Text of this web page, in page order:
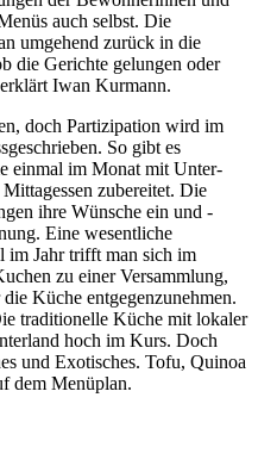
auch selbst. Die
umgehend zurück in die
die Gerichte gelungen oder
Iwan Kurmann.
doch Partizipation wird im
So gibt es
einmal im Monat mit Unter­
zubereitet. Die
ihre Wünsche ein und
Eine wesen­tliche
im Jahr trifft man sich im
zu einer ­Versammlung,
Küche entgegenzunehmen.
traditionelle Küche mit lokaler
hoch im Kurs. Doch
und Exotisches. Tofu, Quinoa
dem Menüplan.